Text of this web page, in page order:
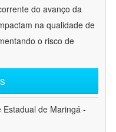
do avanço da
na qualidade de
o risco de
Estadual de Maringá -